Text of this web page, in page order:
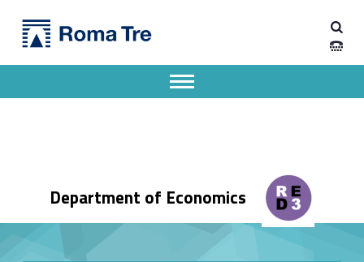
Canale: Dipartimento di Filosofia, Comunicazione e Spettacolo - Avvisi del Docente Filosofia - Dipartimento di Economia
Department of Economics
Apri il menu secondario
Header info sidebar